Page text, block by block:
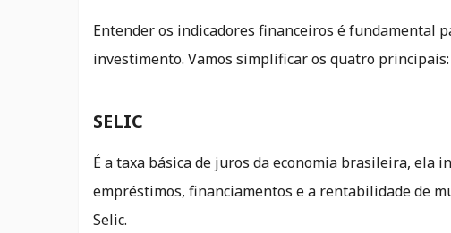
Entender os indicadores financeiros é fundamental
investimento. Vamos simplificar os quatro principais:
SELIC
É a taxa básica de juros da economia brasileira, ela
empréstimos, financiamentos e a rentabilidade de
Selic.